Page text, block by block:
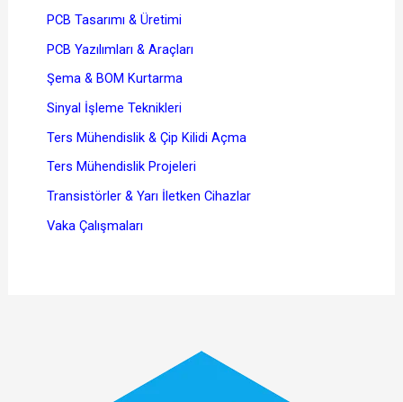
PCB Tasarımı & Üretimi
PCB Yazılımları & Araçları
Şema & BOM Kurtarma
Sinyal İşleme Teknikleri
Ters Mühendislik & Çip Kilidi Açma
Ters Mühendislik Projeleri
Transistörler & Yarı İletken Cihazlar
Vaka Çalışmaları